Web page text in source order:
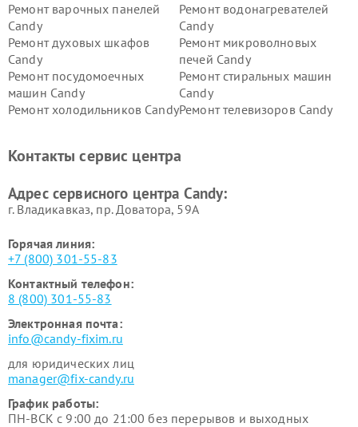
Ремонт варочных панелей
Candy
Ремонт водонагревателей
Candy
Ремонт духовых шкафов
Candy
Ремонт микроволновых
печей Candy
Ремонт посудомоечных
машин Candy
Ремонт стиральных машин
Candy
Ремонт холодильников CandyРемонт телевизоров Candy
Контакты сервис центра
Адрес сервисного центра Candy:
г. Владикавказ, пр. Доватора, 59А
Горячая линия:
+7 (800) 301-55-83
Контактный телефон:
8 (800) 301-55-83
Электронная почта:
info@candy-fixim.ru
для юридических лиц
manager@fix-candy.ru
График работы:
ПН-ВСК с 9:00 до 21:00 без перерывов и выходных